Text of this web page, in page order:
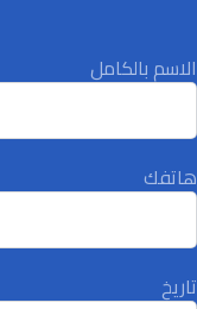
الاسم بالكامل
هاتفك
تاريخ